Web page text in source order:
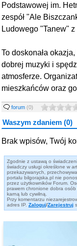
Podstawowej im.
zespół "Ale
Ludowego "Tanew" z
To doskonała
dobrej muzyki i
atmosferze.
mieszkańców oraz
forum (0)
Waszym zdaniem (0)
Brak wpisów, Twój
Zgodnie z ustawą o
świadczy usługi określone w
przekazywanych,
portalu bilgorajska.pl nie
przez użytkowników Forum.
prawem chronione dobra
karną lub cywilną.
Przy komentarzu
adres IP. Zaloguj/Zarejestruj